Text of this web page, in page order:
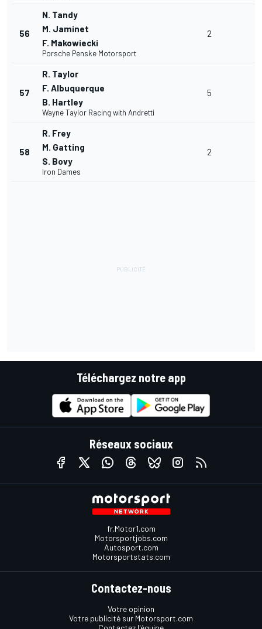
56
N. Tandy
M. Jaminet
F. Makowiecki
Porsche Penske Motorsport
2
57
R. Taylor
F. Albuquerque
B. Hartley
Wayne Taylor Racing with Andretti
5
58
R. Frey
M. Gatting
S. Bovy
Iron Dames
2
Téléchargez notre app
Réseaux sociaux
fr.Motor1.com
Motorsportjobs.com
Autosport.com
Motorsportstats.com
Contactez-nous
Votre opinion
Votre publicité sur Motorsport.com